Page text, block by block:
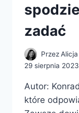
zadać
Przez
29 sierpnia 2023
Autor:
które